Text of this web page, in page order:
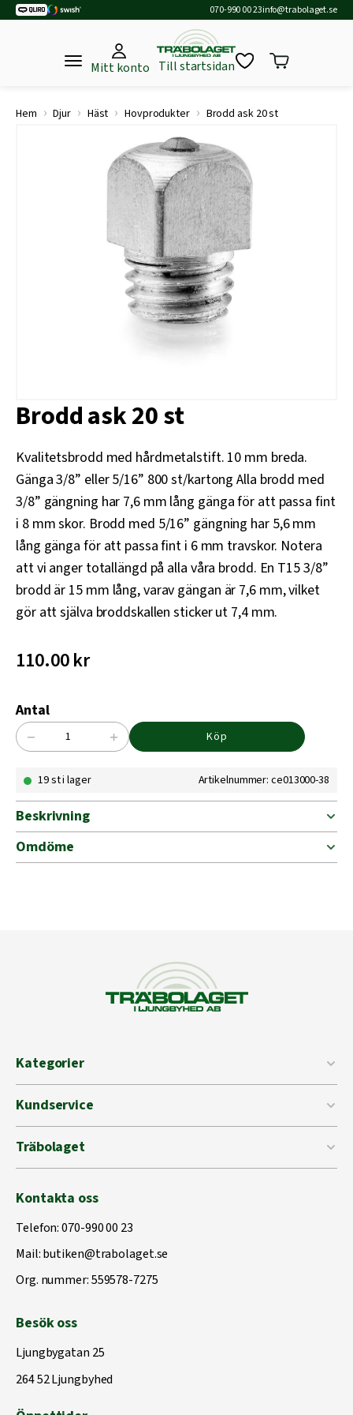
070-990 00 23info@trabolaget.se
Mitt konto Till startsidan
Hem › Djur › Häst › Hovprodukter › Brodd ask 20 st
Brodd ask 20 st
Kvalitetsbrodd med hårdmetalstift. 10 mm breda.
Gänga 3/8” eller 5/16” 800 st/kartong Alla brodd med
3/8” gängning har 7,6 mm lång gänga för att passa fint
i 8 mm skor. Brodd med 5/16” gängning har 5,6 mm
lång gänga för att passa fint i 6 mm travskor. Notera
att vi anger totallängd på alla våra brodd. En T15 3/8”
brodd är 15 mm lång, varav gängan är 7,6 mm, vilket
gör att själva broddskallen sticker ut 7,4 mm.
110.00kr
Antal
Brodd
20
mängd
− + Köp
19 st i lager Artikelnummer: ce013000-38
Beskrivning
Omdöme
Kategorier
Kundservice
Träbolaget
Kontakta oss
Telefon:070-990 00 23
Mail:butiken@trabolaget.se
Org. nummer: 559578-7275
Besök oss
Ljungbygatan 25
264 52 Ljungbyhed